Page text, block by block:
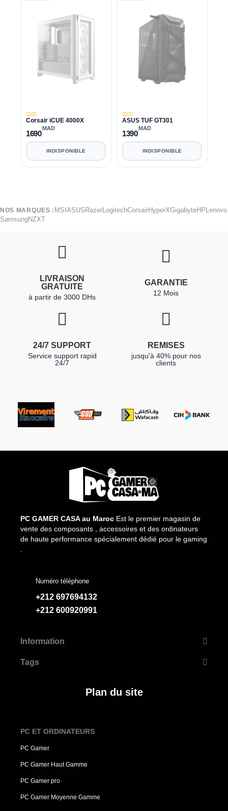
Corsair iCUE 4000X
1690
MAD
INDISPONIBLE
ASUS TUF GT301
1390
MAD
INDISPONIBLE
NOS MARQUES : MSI ASUS RazerLogitechCorsairHyperXGigabyteHP Lenovo
SamsungNZXT
LIVRAISON
GRATUITE
à partir de 3000 DHs
GARANTIE
12 Mois
24/7 SUPPORT
Service support rapid
24/7
REMISES
jusqu'à 40% pour nos
clients
PC GAMER CASA au Maroc Est le premier magasin de
vente des composants , accessoires et des ordinateurs
de haute performance spécialement dédié pour le gaming
Numéro téléphone
+212 697694132
+212 600920991
Information
Tags
Plan du site
PC ET ORDINATEURS
PC Gamer
PC Gamer Haut Gamme
PC Gamer pro
PC Gamer Moyenne Gamme